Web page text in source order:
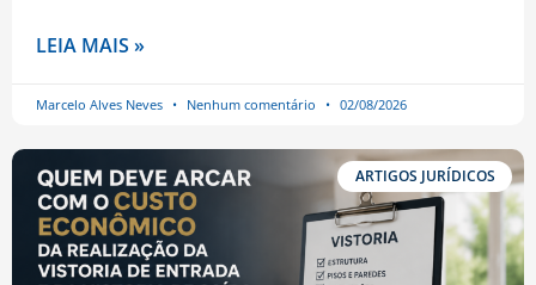
LEIA MAIS »
Marcelo Alves Neves Nenhum comentário 02/08/2026
ARTIGOS JURÍDICOS